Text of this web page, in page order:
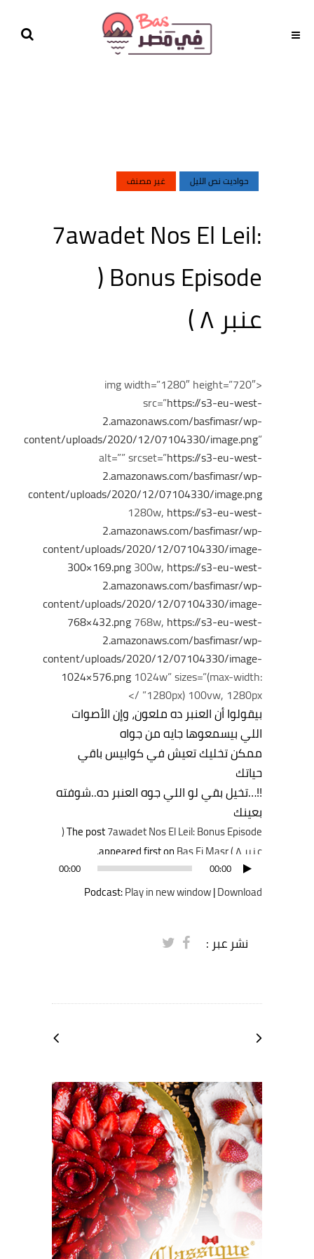
حواديت نص الليل غير مصنف
7awadet Nos El Leil:
Bonus Episode (
عنبر ٨ )
<img width=”1280″ height=”720″
src=”https://s3-eu-west-
2.amazonaws.com/basfimasr/wp-
content/uploads/2020/12/07104330/image.png”
alt=”” srcset=”https://s3-eu-west-
2.amazonaws.com/basfimasr/wp-
content/uploads/2020/12/07104330/image.png
1280w, https://s3-eu-west-
2.amazonaws.com/basfimasr/wp-
content/uploads/2020/12/07104330/image-
300×169.png300w, https://s3-eu-west-
2.amazonaws.com/basfimasr/wp-
content/uploads/2020/12/07104330/image-
768×432.png768w, https://s3-eu-west-
2.amazonaws.com/basfimasr/wp-
content/uploads/2020/12/07104330/image-
1024×576.png 1024w” sizes=”(max-width:
1280px) 100vw, 1280px” />
بيقولوا أن العنبر ده ملعون، وإن الأصوات
اللي بيسمعوها جايه من جواه
ممكن تخليك تعيش في كوابيس باقي
حياتك
!!…تخيل بقي لو اللي جوه العنبر ده..شوفته
بعينك
The post
7awadet Nos El Leil: Bonus Episode (
عنبر ٨ )
Bas Fi Masr
.
مشغل
الصوت
00:00
00:00
Podcast:Play in new window|Download
نشر عبر :